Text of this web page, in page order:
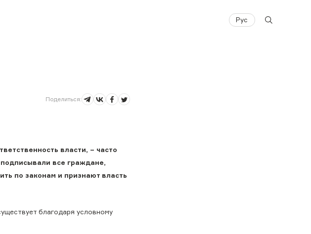
Рус
Поделиться:
власти, – часто
все граждане,
по законам и признают власть
благодаря условному